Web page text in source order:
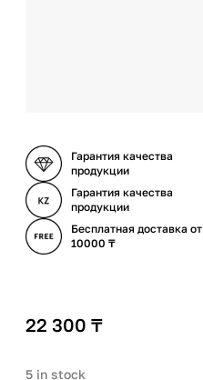
Гарантия качества
продукции
Гарантия качества
продукции
Бесплатная доставка от
10000 ₸
22 300 ₸
5 in stock